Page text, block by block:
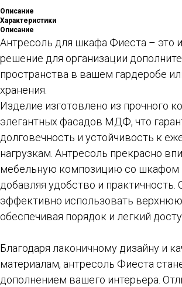
Описание
Характеристики
Описание
Антресоль для шкафа Фиеста – это
решение для организации
пространства в вашем гардеробе
хранения.
Изделие изготовлено из прочного
элегантных фасадов МДФ, что
долговечность и устойчивость к
нагрузкам. Антресоль прекрасно
мебельную композицию со шкафом
добавляя удобство и практичность.
эффективно использовать
обеспечивая порядок и легкий
Благодаря лаконичному дизайну и
материалам, антресоль Фиеста
дополнением вашего интерьера.